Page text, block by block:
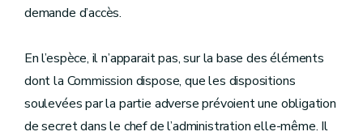
demande d’accès.
En l’espèce, il n’apparait pas, sur la base des éléments
dont la Commission dispose, que les dispositions
soulevées par la partie adverse prévoient une obligation
de secret dans le chef de l’administration elle-même. Il